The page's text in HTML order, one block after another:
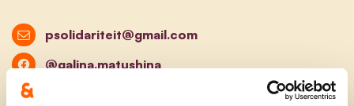
psolidariteit@gmail.com
@galina.matushina